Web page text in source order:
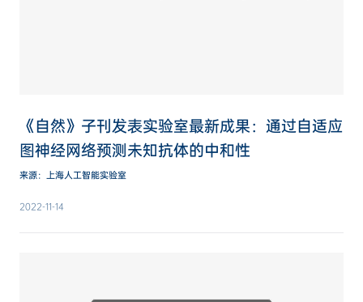
《自然》子刊发表实验室最新成果：通过自适应
图神经网络预测未知抗体的中和性
来源：上海人工智能实验室
2022-11-14